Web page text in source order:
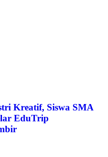
Kreatif, Siswa SMA
EduTrip